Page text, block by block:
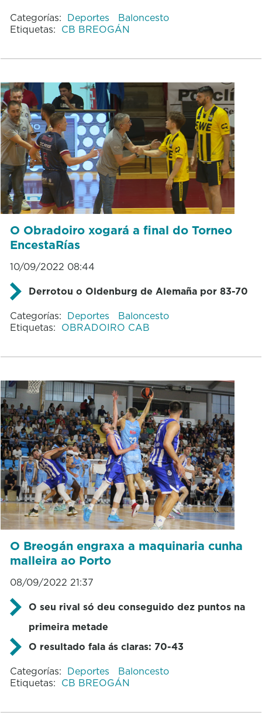
Categorías: Deportes
Baloncesto
Etiquetas: CB BREOGÁN
O Obradoiro xogará a final do Torneo
EncestaRías
10/09/2022 08:44
Derrotou o Oldenburg de Alemaña por 83-70
Categorías: Deportes
Baloncesto
Etiquetas: OBRADOIRO CAB
O Breogán engraxa a maquinaria cunha
malleira ao Porto
08/09/2022 21:37
O seu rival só deu conseguido dez puntos na
primeira metade
O resultado fala ás claras: 70-43
Categorías: Deportes
Baloncesto
Etiquetas: CB BREOGÁN